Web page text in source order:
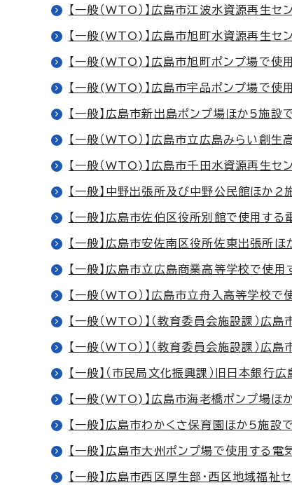
【一般（WTO）】広島市江波水資源再生
【一般(WTO)】広島市旭町水資源再生セ
【一般(WTO)】広島市旭町ポンプ場で使
【一般(WTO)】広島市宇品ポンプ場で使
【一般】広島市新出島ポンプ場ほか5施設
【一般（WTO）】広島市立広島みらい創
【一般（WTO)】広島市千田水資源再生セ
【一般】中野出張所及び中野公民館ほか2
【一般】広島市佐伯区役所別館で使用する
【一般】広島市安佐南区役所佐東出張所
【一般】広島市立広島商業高等学校で使用
【一般（WTO）】広島市立舟入高等学校
【一般（WTO）】（教育委員会施設課）
【一般（WTO）】（教育委員会施設課）
【一般】（市民局文化振興課）旧日本銀行
【一般(WTO)】広島市海老橋ポンプ場ほ
【一般】広島市わかくさ保育園ほか5施設
【一般】広島市大州ポンプ場で使用する電
【一般】広島市西区厚生部・西区地域福祉